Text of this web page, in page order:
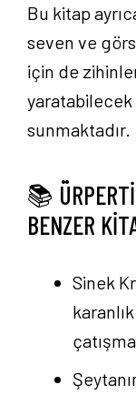
Bu kitap
seven ve
için de
sunmaktadır.
📚
BENZER
Sinek